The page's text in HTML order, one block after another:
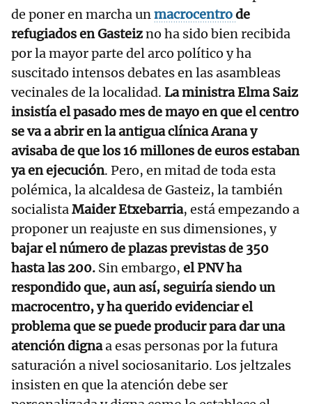
de poner en marcha unmacrocentrode
refugiados en Gasteizno ha sido bien recibida
por la mayor parte del arco político y ha
suscitado intensos debates en las asambleas
vecinales de la localidad. La ministra Elma Saiz
insistía el pasado mes de mayo en que el centro
se va a abrir en la antigua clínica Arana y
avisaba de que los 16 millones de euros estaban
ya en ejecución. Pero, en mitad de toda esta
polémica, la alcaldesa de Gasteiz, la también
socialistaMaider Etxebarria, está empezando a
proponer un reajuste en sus dimensiones, y
bajar el número de plazas previstas de 350
hasta las 200. Sin embargo, el PNV ha
respondido que, aun así, seguiría siendo un
macrocentro, y ha querido evidenciar el
problema que se puede producir para dar una
atención dignaa esas personas por la futura
saturación a nivel sociosanitario. Los jeltzales
insisten en que la atención debe ser